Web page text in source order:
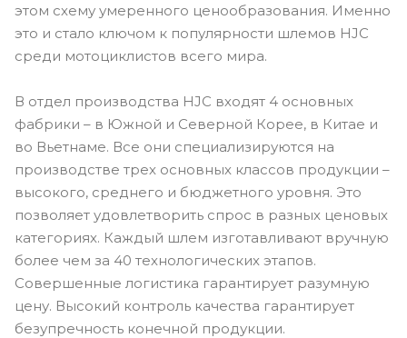
этом схему умеренного ценообразования. Именно
это и стало ключом к популярности шлемов HJC
среди мотоциклистов всего мира.
В отдел производства HJC входят 4 основных
фабрики – в Южной и Северной Корее, в Китае и
во Вьетнаме. Все они специализируются на
производстве трех основных классов продукции –
высокого, среднего и бюджетного уровня. Это
позволяет удовлетворить спрос в разных ценовых
категориях. Каждый шлем изготавливают вручную
более чем за 40 технологических этапов.
Совершенные логистика гарантирует разумную
цену. Высокий контроль качества гарантирует
безупречность конечной продукции.